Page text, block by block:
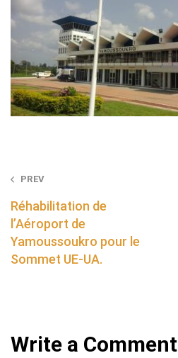
Post
navigation
PREV
Réhabilitation de
l’Aéroport de
Yamoussoukro pour le
Sommet UE-UA.
Write a Comment